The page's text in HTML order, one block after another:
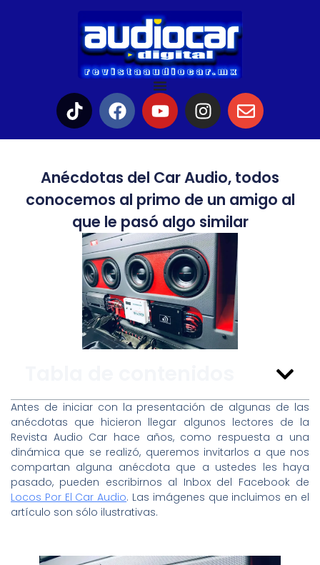
Anécdotas del Car Audio, todos
conocemos al primo de un amigo al
que le pasó algo similar
Antes de iniciar con la presentación de algunas de las
anécdotas que hicieron llegar algunos lectores de la
Revista Audio Car hace años, como respuesta a una
dinámica que se realizó, queremos invitarlos a que nos
compartan alguna anécdota que a ustedes les haya
pasado, pueden escribirnos al Inbox del Facebook de
Locos Por El Car Audio. Las imágenes que incluimos en el
artículo son sólo ilustrativas.